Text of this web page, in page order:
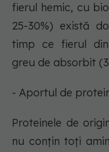
fierul hemic, cu
25-30%) există
timp ce fierul din
greu de absorbit
- Aportul de
Proteinele de
nu conțin toți